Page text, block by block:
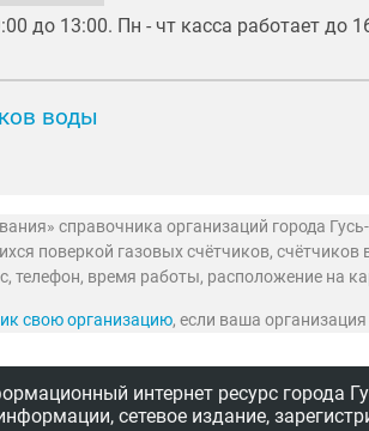
до 13:00. Пн - чт касса работает до
воды
справочника организаций города
поверкой газовых счётчиков,
телефон, время работы, расположение на
свою организацию, если ваша
интернет ресурс города
сетевое издание,